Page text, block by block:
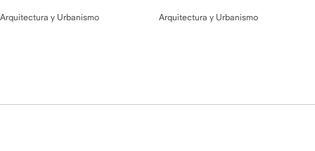
Arquitectura y Urbanismo Arquitectura y Urbanismo